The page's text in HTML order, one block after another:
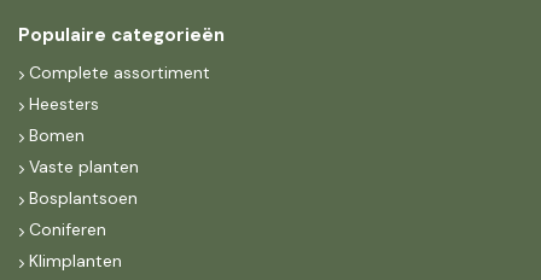
Populaire categorieën
Complete assortiment
Heesters
Bomen
Vaste planten
Bosplantsoen
Coniferen
Klimplanten